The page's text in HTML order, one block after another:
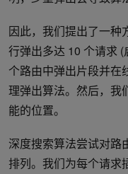
因此，我们提出了一种
行弹出多达 10 个请求
个路由中弹出片段并在
理弹出算法。然后，我
能的位置。
深度搜索算法尝试对路
排列。我们为每个请求